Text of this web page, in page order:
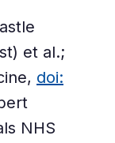
et al.;
doi:
NHS